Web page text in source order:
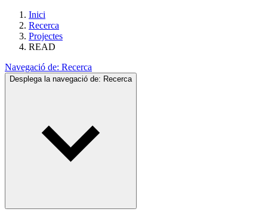
Inici
Recerca
Projectes
READ
Navegació de: Recerca
Desplega la navegació de: Recerca